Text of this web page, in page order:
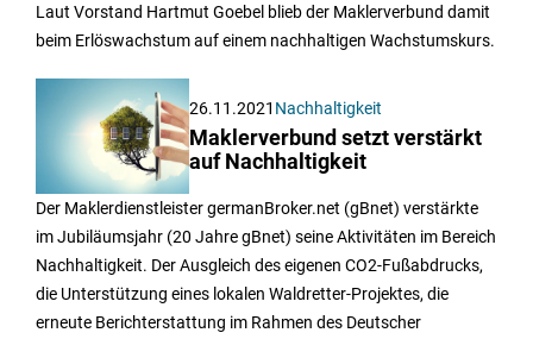
Laut Vorstand Hartmut Goebel blieb der Maklerverbund damit
beim Erlöswachstum auf einem nachhaltigen Wachstumskurs.
26.11.2021 Nachhaltigkeit
Maklerverbund setzt verstärkt
auf Nachhaltigkeit
Der Maklerdienstleister germanBroker.net (gBnet) verstärkte
im Jubiläumsjahr (20 Jahre gBnet) seine Aktivitäten im Bereich
Nachhaltigkeit. Der Ausgleich des eigenen CO2-Fußabdrucks,
die Unterstützung eines lokalen Waldretter-Projektes, die
erneute Berichterstattung im Rahmen des Deutscher